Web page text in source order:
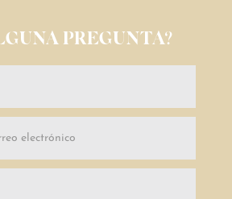
PREGUNTA?